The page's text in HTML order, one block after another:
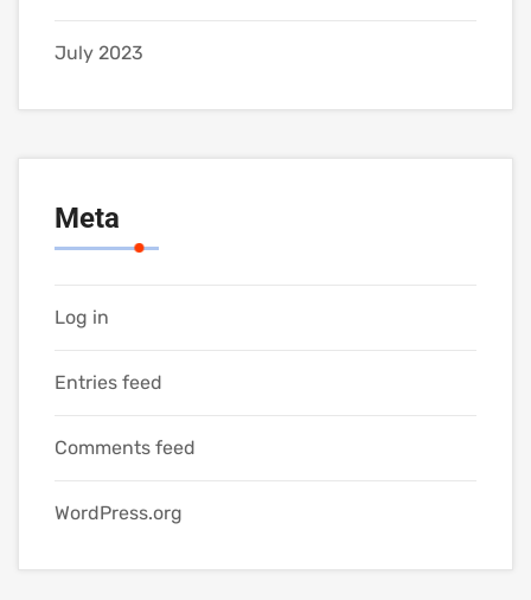
July 2023
Meta
Log in
Entries feed
Comments feed
WordPress.org